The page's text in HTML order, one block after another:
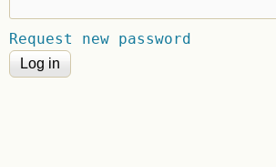
Request new password